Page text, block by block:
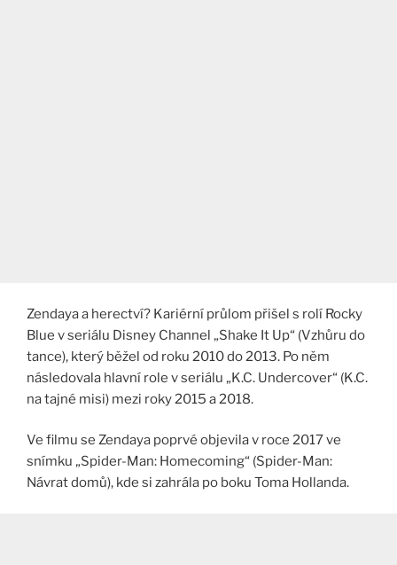
Zendaya a herectví? Kariérní průlom přišel s rolí Rocky
Blue v seriálu Disney Channel „Shake It Up“ (Vzhůru do
tance), který běžel od roku 2010 do 2013. Po něm
následovala hlavní role v seriálu „K.C. Undercover“ (K.C.
na tajné misi) mezi roky 2015 a 2018.
Ve filmu se Zendaya poprvé objevila v roce 2017 ve
snímku „Spider-Man: Homecoming“ (Spider-Man:
Návrat domů), kde si zahrála po boku Toma Hollanda.